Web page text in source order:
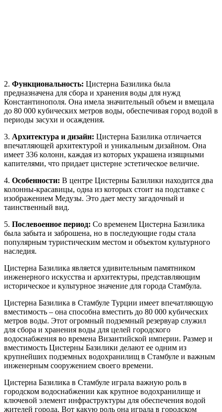
2. Функциональность: Цистерна Базилика была
предназначена для сбора и хранения воды для нужд
Константинополя. Она имела значительный объем и вмещала
до 80 000 кубических метров воды, обеспечивая город водой в
периоды засухи и осаждения.
3. Архитектура и дизайн: Цистерна Базилика отличается
впечатляющей архитектурой и уникальным дизайном. Она
имеет 336 колонн, каждая из которых украшена изящными
капителями, что придает цистерне эстетическое величие.
4. Особенности: В центре Цистерны Базилики находится два
колонны-красавицы, одна из которых стоит на подставке с
изображением Медузы. Это дает месту загадочный и
таинственный вид.
5. Послевоенное период: Со временем Цистерна Базилика
была забыта и заброшена, но в последующие годы стала
популярным туристическим местом и объектом культурного
наследия.
Цистерна Базилика является удивительным памятником
инженерного искусства и архитектуры, представляющим
историческое и культурное значение для города Стамбула.
Цистерна Базилика в Стамбуле Турции имеет впечатляющую
вместимость – она способна вместить до 80 000 кубических
метров воды. Этот огромный подземный резервуар служил
для сбора и хранения воды для целей городского
водоснабжения во времена Византийской империи. Размер и
вместимость Цистерны Базилики делают ее одним из
крупнейших подземных водохранилищ в Стамбуле и важным
инженерным сооружением своего времени.
Цистерна Базилика в Стамбуле играла важную роль в
городском водоснабжении как крупное водохранилище и
ключевой элемент инфраструктуры для обеспечения водой
жителей города. Вот какую роль она играла в городском